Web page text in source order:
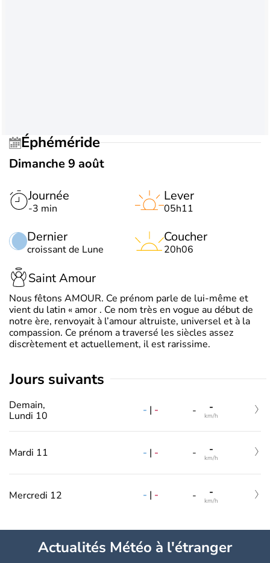
Éphéméride
Dimanche 9 août
Journée
-3 min
Dernier
croissant de Lune
Lever
05h11
Coucher
20h06
Saint Amour
Nous fêtons AMOUR. Ce prénom parle de lui-même et
vient du latin « amor . Ce nom très en vogue au début de
notre ère, renvoyait à l’amour altruiste, universel et à la
compassion. Ce prénom a traversé les siècles assez
discrètement et actuellement, il est rarissime.
jours suivants
Demain,
Lundi 10
- | - - -
km/h
Mardi 11 - | - - -
km/h
Mercredi 12 - | - - -
km/h
Actualités Météo à l'étranger